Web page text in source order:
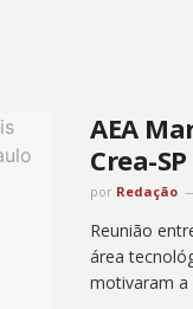
AEA
Crea-
por Redação
Reunião
área
motivaram a